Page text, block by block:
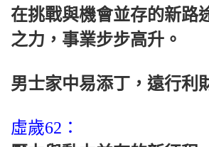
在挑戰與機會並存的新路
之力，事業步步高升。
男士家中易添丁，遠行利
虛歲62：